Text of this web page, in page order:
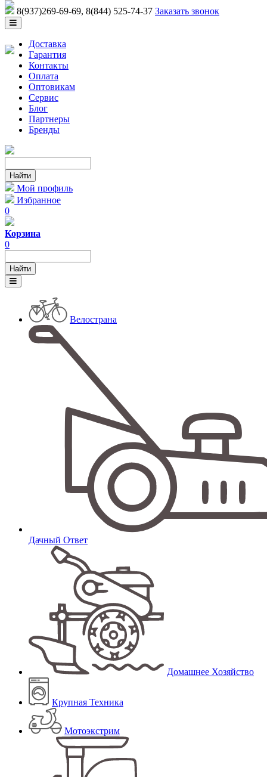
8(937)269-69-69, 8(844) 525-74-37 Заказать звонок
Доставка
Гарантия
Контакты
Оплата
Оптовикам
Сервис
Блог
Партнеры
Бренды
Мой профиль
Избранное
0
Корзина
0
Велострана
Дачный Ответ
Домашнее Хозяйство
Крупная Техника
Мотоэкстрим